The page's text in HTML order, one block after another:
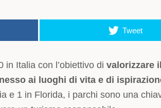
Tweet
in Italia con l’obiettivo di valorizzare
ai luoghi di vita e di
e 1 in Florida, i parchi sono una